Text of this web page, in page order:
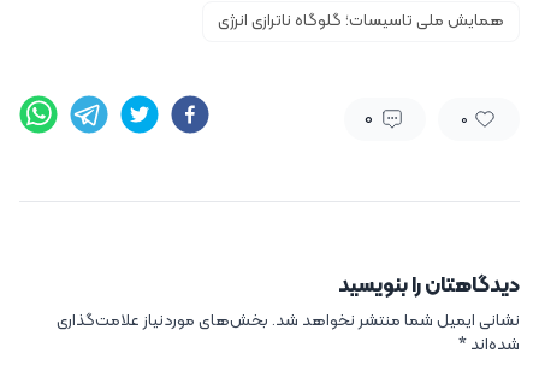
همایش ملی تاسیسات؛ گلوگاه ناترازی انرژی
0
0
دیدگاهتان را بنویسید
نشانی ایمیل شما منتشر نخواهد شد. بخش‌های موردنیاز علامت‌گذاری
شده‌اند*